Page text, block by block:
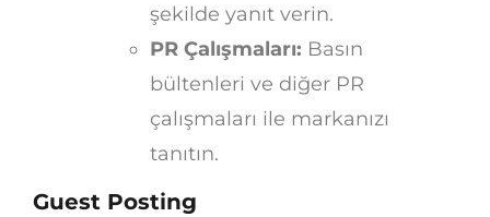
şekilde yanıt verin.
PR Çalışmaları: Basın
bültenleri ve diğer PR
çalışmaları ile markanızı
tanıtın.
Guest Posting